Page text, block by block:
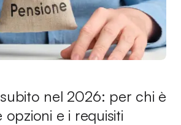
nel 2026: per chi è
opzioni e i requisiti